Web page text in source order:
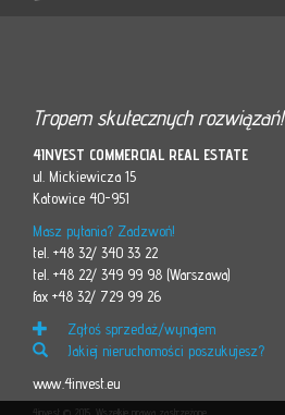
Tropem skutecznych rozwiązań!
4INVEST COMMERCIAL REAL ESTATE
ul. Mickiewicza 15
Katowice 40-951
Masz pytania? Zadzwoń!
tel. +48 32/ 340 33 22
tel. +48 22/ 349 99 98 (Warszawa)
fax +48 32/ 729 99 26
Zgłoś sprzedaż/wynajem
Jakiej nieruchomości poszukujesz?
www.4invest.eu